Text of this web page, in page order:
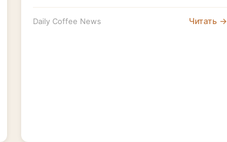
Daily Coffee News Читать →